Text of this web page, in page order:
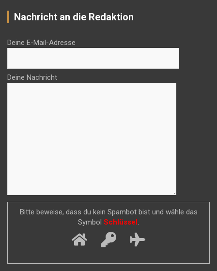
Nachricht an die Redaktion
Deine E-Mail-Adresse
Deine Nachricht
Bitte beweise, dass du kein Spambot bist und wähle das
Symbol Schlüssel .